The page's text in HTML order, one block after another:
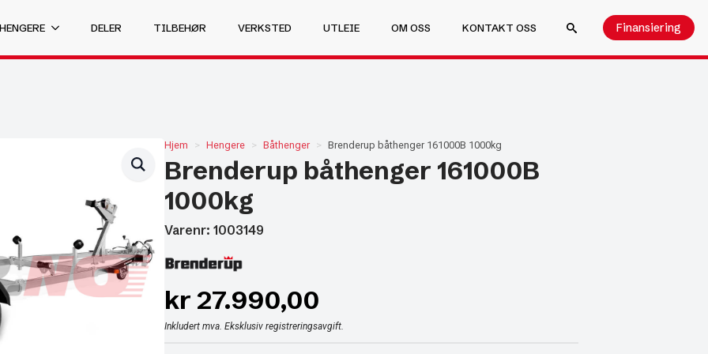
DELER TILBEHØR VERKSTED UTLEIE OM OSS
KONTAKT OSS
Finansiering
Hjem Hengere Båthenger Brenderup båthenger 161000B 1000kg
Brenderup båthenger 161000B
1000kg
Varenr: 1003149
kr 27.990,00
Inkludert mva. Eksklusiv registreringsavgift.